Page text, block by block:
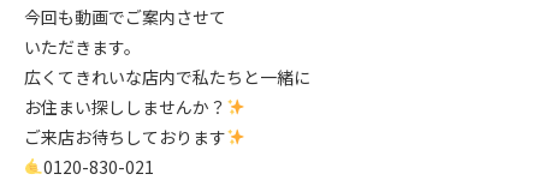
今回も動画でご案内させて
いただきます。
広くてきれいな店内で私たちと一緒に
お住まい探ししませんか？
ご来店お待ちしております
0120-830-021